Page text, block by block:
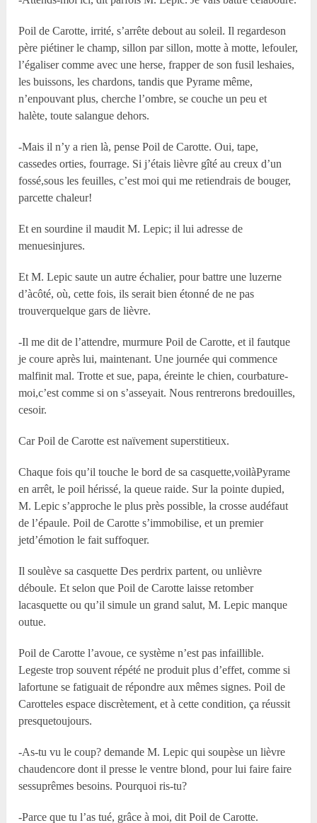
Poil de Carotte, irrité, s’arrête debout au soleil. Il regardeson
père piétiner le champ, sillon par sillon, motte à motte, lefouler,
l’égaliser comme avec une herse, frapper de son fusil leshaies,
les buissons, les chardons, tandis que Pyrame même,
n’enpouvant plus, cherche l’ombre, se couche un peu et
halète, toute salangue dehors.
-Mais il n’y a rien là, pense Poil de Carotte. Oui, tape,
cassedes orties, fourrage. Si j’étais lièvre gîté au creux d’un
fossé,sous les feuilles, c’est moi qui me retiendrais de bouger,
parcette chaleur!
Et en sourdine il maudit M. Lepic; il lui adresse de
menuesinjures.
Et M. Lepic saute un autre échalier, pour battre une luzerne
d’àcôté, où, cette fois, ils serait bien étonné de ne pas
trouverquelque gars de lièvre.
-Il me dit de l’attendre, murmure Poil de Carotte, et il fautque
je coure après lui, maintenant. Une journée qui commence
malfinit mal. Trotte et sue, papa, éreinte le chien, courbature-
moi,c’est comme si on s’asseyait. Nous rentrerons bredouilles,
cesoir.
Car Poil de Carotte est naïvement superstitieux.
Chaque fois qu’il touche le bord de sa casquette,voilàPyrame
en arrêt, le poil hérissé, la queue raide. Sur la pointe dupied,
M. Lepic s’approche le plus près possible, la crosse audéfaut
de l’épaule. Poil de Carotte s’immobilise, et un premier
jetd’émotion le fait suffoquer.
Il soulève sa casquette Des perdrix partent, ou unlièvre
déboule. Et selon que Poil de Carotte laisse retomber
lacasquette ou qu’il simule un grand salut, M. Lepic manque
outue.
Poil de Carotte l’avoue, ce système n’est pas infaillible.
Legeste trop souvent répété ne produit plus d’effet, comme si
lafortune se fatiguait de répondre aux mêmes signes. Poil de
Carotteles espace discrètement, et à cette condition, ça réussit
presquetoujours.
-As-tu vu le coup? demande M. Lepic qui soupèse un lièvre
chaudencore dont il presse le ventre blond, pour lui faire faire
sessuprêmes besoins. Pourquoi ris-tu?
-Parce que tu l’as tué, grâce à moi, dit Poil de Carotte.